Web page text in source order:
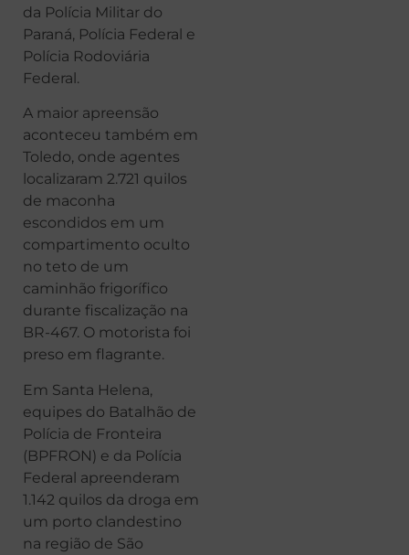
da Polícia Militar do
Paraná, Polícia Federal e
Polícia Rodoviária
Federal.
A maior apreensão
aconteceu também em
Toledo, onde agentes
localizaram 2.721 quilos
de maconha
escondidos em um
compartimento oculto
no teto de um
caminhão frigorífico
durante fiscalização na
BR-467. O motorista foi
preso em flagrante.
Em Santa Helena,
equipes do Batalhão de
Polícia de Fronteira
(BPFRON) e da Polícia
Federal apreenderam
1.142 quilos da droga em
um porto clandestino
na região de São